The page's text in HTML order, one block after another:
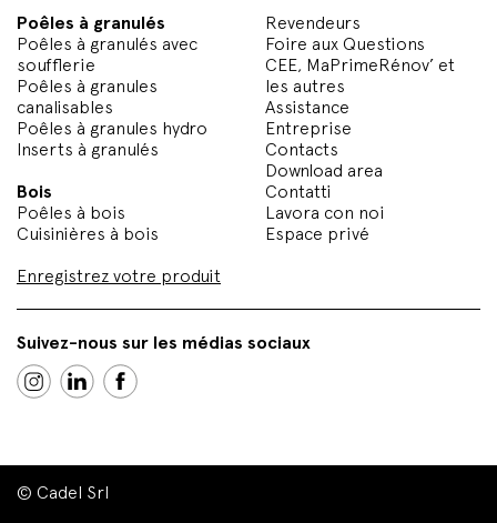
Poêles à granulés
Poêles à granulés avec
soufflerie
Poêles à granules
canalisables
Poêles à granules hydro
Inserts à granulés
Bois
Poêles à bois
Cuisinières à bois
Enregistrez votre produit
Revendeurs
Foire aux Questions
CEE, MaPrimeRénov’ et
les autres
Assistance
Entreprise
Contacts
Download area
Contatti
Lavora con noi
Espace privé
Suivez-nous sur les médias sociaux
© Cadel Srl